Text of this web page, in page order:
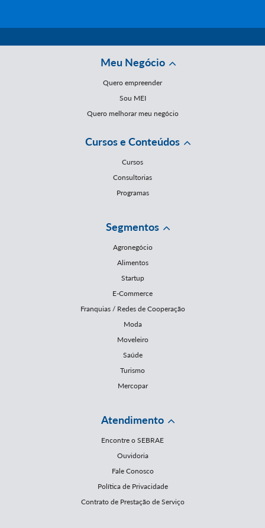
Meu Negócio
Quero empreender
Sou MEI
Quero melhorar meu negócio
Cursos e Conteúdos
Cursos
Consultorias
Programas
Segmentos
Agronegócio
Alimentos
Startup
E-Commerce
Franquias / Redes de Cooperação
Moda
Moveleiro
Saúde
Turismo
Mercopar
Atendimento
Encontre o SEBRAE
Ouvidoria
Fale Conosco
Política de Privacidade
Contrato de Prestação de Serviço